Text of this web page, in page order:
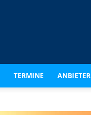
TERMINE ANBIETER